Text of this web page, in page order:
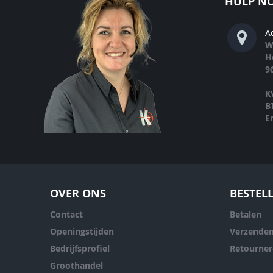
OVER ONS
Contact
Openingstijden
Bedrijfsprofiel
Groothandel
Betalen